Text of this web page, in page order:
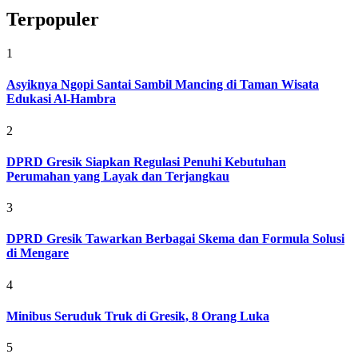
Terpopuler
1
Asyiknya Ngopi Santai Sambil Mancing di Taman Wisata
Edukasi Al-Hambra
2
DPRD Gresik Siapkan Regulasi Penuhi Kebutuhan
Perumahan yang Layak dan Terjangkau
3
DPRD Gresik Tawarkan Berbagai Skema dan Formula Solusi
di Mengare
4
Minibus Seruduk Truk di Gresik, 8 Orang Luka
5